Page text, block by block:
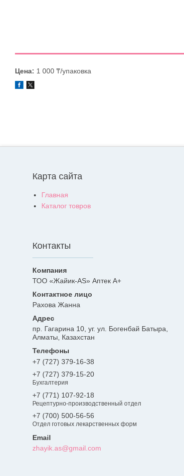
Цена: 1 000 ₸/упаковка
Карта сайта
Главная
Каталог товров
Контакты
ТОО «Жайик-AS» Аптек А+
Рахова Жанна
пр. Гагарина 10, уг. ул. Богенбай Батыра,
Алматы, Казахстан
+7 (727) 379-16-38
+7 (727) 379-15-20
Бухгалтерия
+7 (771) 107-92-18
Рецептурно-производственный отдел
+7 (700) 500-56-56
Отдел готовых лекарственных форм
zhayik.as@gmail.com